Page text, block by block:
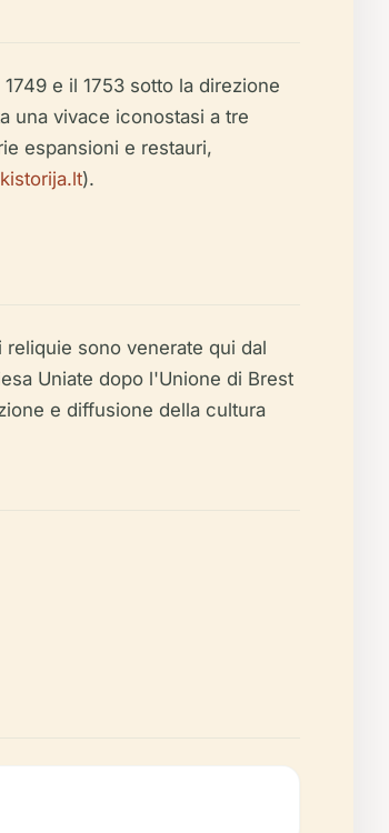
e il 1753 sotto la direzione
una vivace iconostasi a tre
espansioni e restauri,
).
sono venerate qui dal
Uniate dopo l'Unione di Brest
e diffusione della cultura